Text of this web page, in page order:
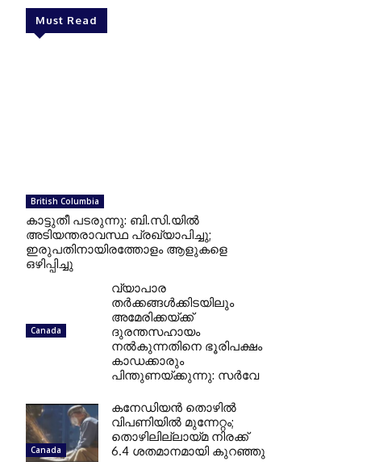
Must Read
British Columbia
കാട്ടുതീ പടരുന്നു: ബി.സി.യില്‍
അടിയന്തരാവസ്ഥ പ്രഖ്യാപിച്ചു;
ഇരുപതിനായിരത്തോളം ആളുകളെ
ഒഴിപ്പിച്ചു
Canada
വ്യാപാര
തര്‍ക്കങ്ങള്‍ക്കിടയിലും
അമേരിക്കയ്ക്ക്
ദുരന്തസഹായം
നല്‍കുന്നതിനെ ഭൂരിപക്ഷം
കാഡക്കാരും
പിന്തുണയ്ക്കുന്നു: സര്‍വേ
Canada
കനേഡിയന്‍ തൊഴില്‍
വിപണിയില്‍ മുന്നേറ്റം;
തൊഴിലില്ലായ്മ നിരക്ക്
6.4 ശതമാനമായി കുറഞ്ഞു